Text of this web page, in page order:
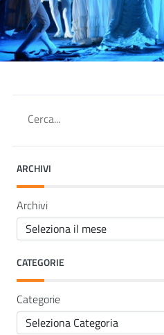
Cerca
ARCHIVI
Archivi
CATEGORIE
Categorie